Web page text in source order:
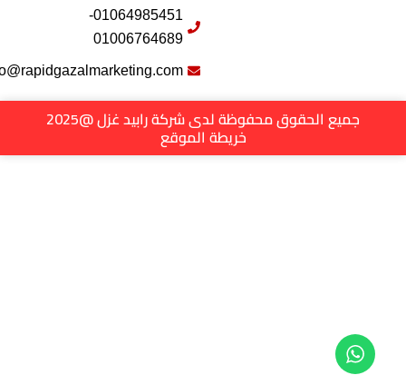
01064985451-
01006764689
info@rapidgazalmarketing.com
جميع الحقوق محفوظة لدى شركة رابيد غزل @2025
خريطة الموقع